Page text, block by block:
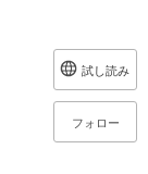
試し読み
フォロー